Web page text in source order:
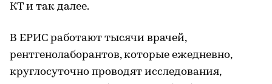
КТ и так далее.
В ЕРИС работают тысячи врачей,
рентгенолаборантов, которые ежедневно,
круглосуточно проводят исследования,